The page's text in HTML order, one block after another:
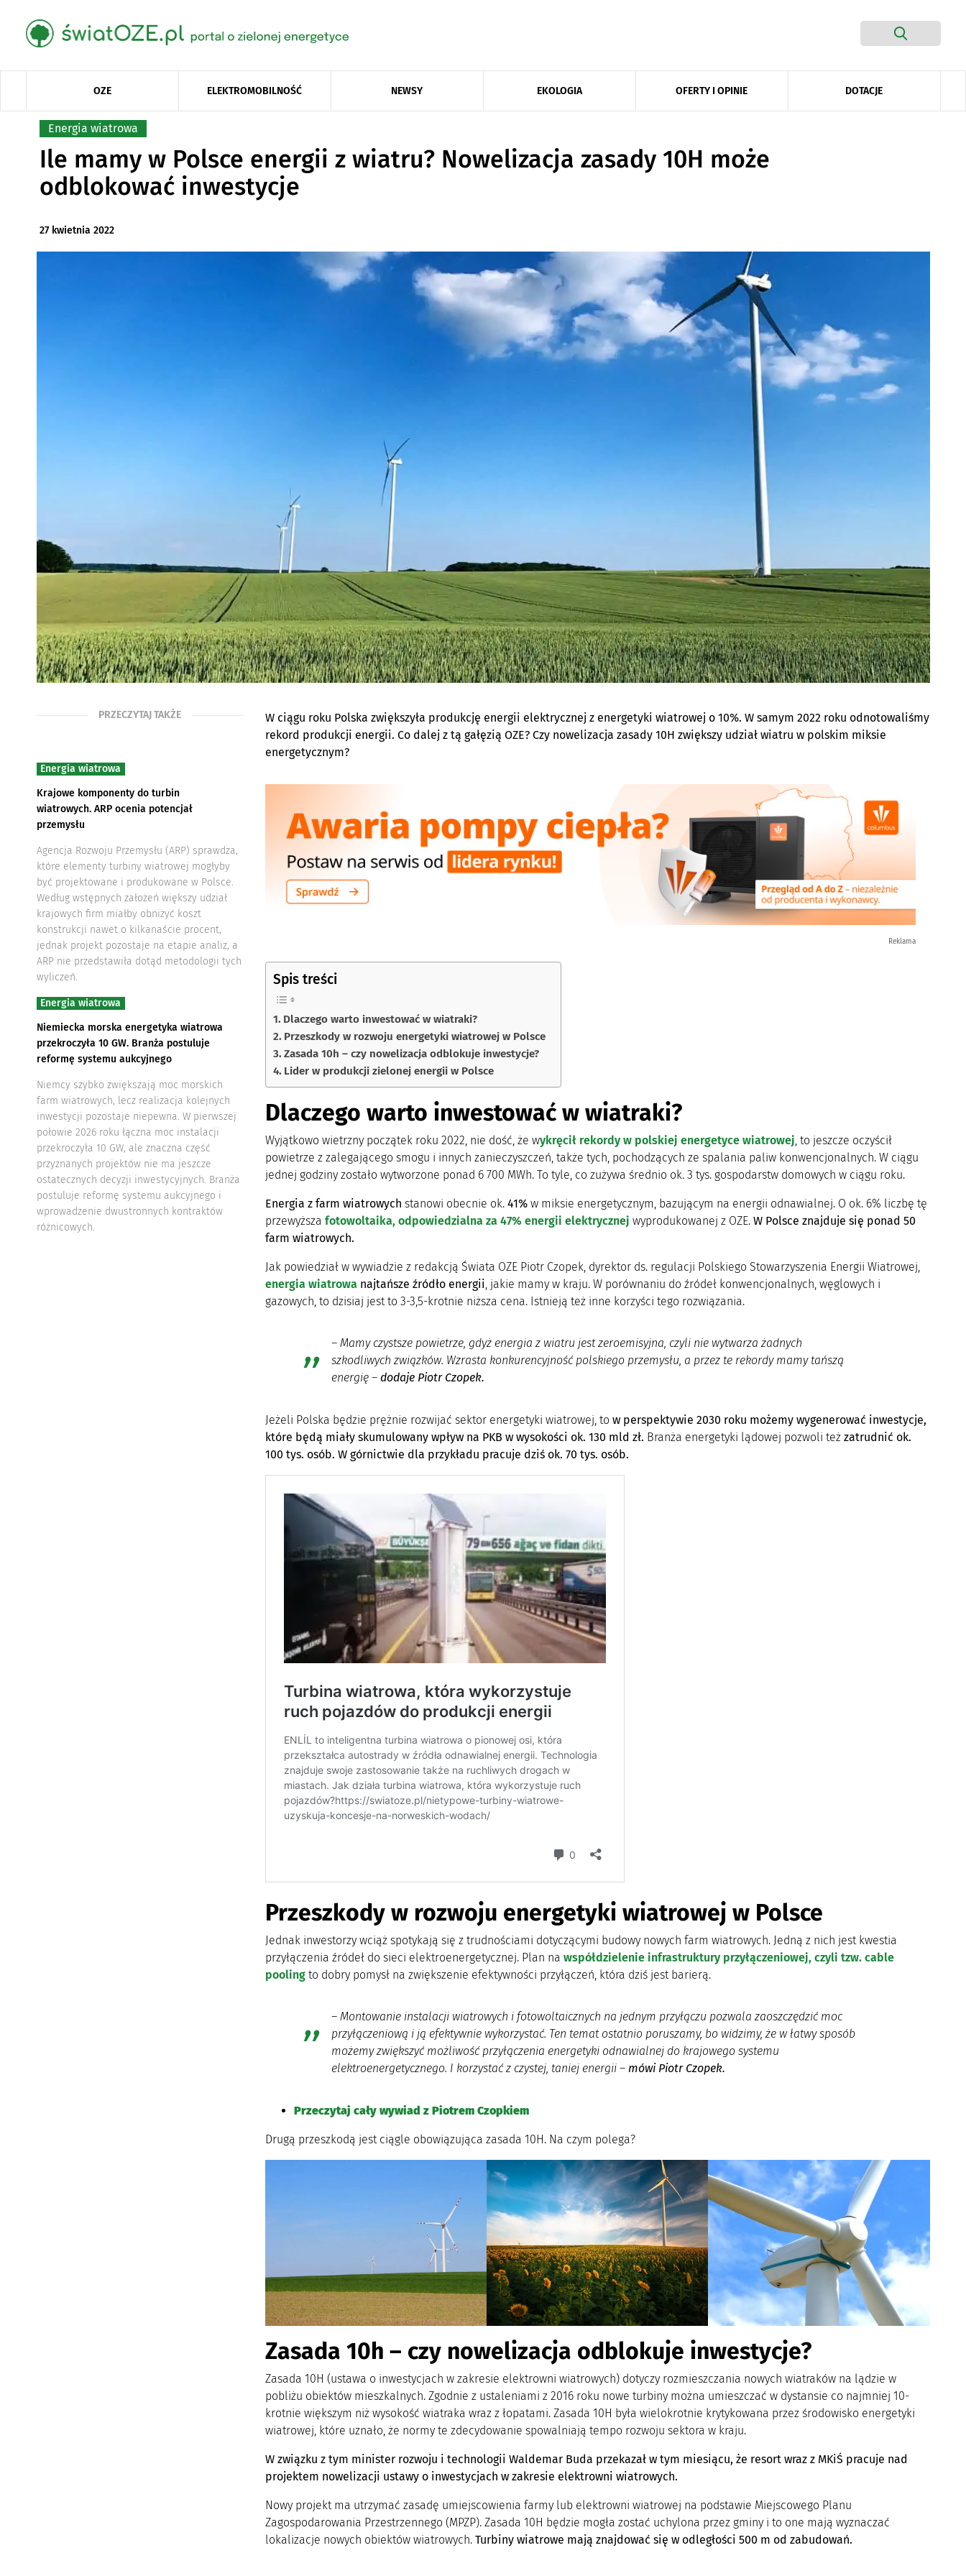
OZE ELEKTROMOBILNOŚĆ NEWSY EKOLOGIA OFERTY I OPINIE DOTACJE
Energia wiatrowa
Ile mamy w Polsce energii z wiatru? Nowelizacja zasady 10H może
odblokować inwestycje
27 kwietnia 2022
PRZECZYTAJ TAKŻE
Energia wiatrowa
Krajowe komponenty do turbin
wiatrowych. ARP ocenia potencjał
przemysłu
Agencja Rozwoju Przemysłu (ARP) sprawdza,
które elementy turbiny wiatrowej mogłyby
być projektowane i produkowane w Polsce.
Według wstępnych założeń większy udział
krajowych firm miałby obniżyć koszt
konstrukcji nawet o kilkanaście procent,
jednak projekt pozostaje na etapie analiz, a
ARP nie przedstawiła dotąd metodologii tych
wyliczeń.
Energia wiatrowa
Niemiecka morska energetyka wiatrowa
przekroczyła 10 GW. Branża postuluje
reformę systemu aukcyjnego
Niemcy szybko zwiększają moc morskich
farm wiatrowych, lecz realizacja kolejnych
inwestycji pozostaje niepewna. W pierwszej
połowie 2026 roku łączna moc instalacji
przekroczyła 10 GW, ale znaczna część
przyznanych projektów nie ma jeszcze
ostatecznych decyzji inwestycyjnych. Branża
postuluje reformę systemu aukcyjnego i
wprowadzenie dwustronnych kontraktów
różnicowych.
W ciągu roku Polska zwiększyła produkcję energii elektrycznej z energetyki wiatrowej o 10%. W samym 2022 roku odnotowaliśmy
rekord produkcji energii. Co dalej z tą gałęzią OZE? Czy nowelizacja zasady 10H zwiększy udział wiatru w polskim miksie
energetycznym?
Reklama
Spis treści
Dlaczego warto inwestować w wiatraki?
Przeszkody w rozwoju energetyki wiatrowej w Polsce
Zasada 10h – czy nowelizacja odblokuje inwestycje?
Lider w produkcji zielonej energii w Polsce
Dlaczego warto inwestować w wiatraki?
Wyjątkowo wietrzny początek roku 2022, nie dość, że wykręcił rekordy w polskiej energetyce wiatrowej , to jeszcze oczyścił
powietrze z zalegającego smogu i innych zanieczyszczeń, także tych, pochodzących ze spalania paliw konwencjonalnych. W ciągu
jednej godziny zostało wytworzone ponad 6 700 MWh. To tyle, co zużywa średnio ok. 3 tys. gospodarstw domowych w ciągu roku.
Energia z farm wiatrowych stanowi obecnie ok. 41% w miksie energetycznym, bazującym na energii odnawialnej. O ok. 6% liczbę tę
przewyższa fotowoltaika, odpowiedzialna za 47% energii elektrycznej wyprodukowanej z OZE. W Polsce znajduje się ponad 50
farm wiatrowych.
Jak powiedział w wywiadzie z redakcją Świata OZE Piotr Czopek, dyrektor ds. regulacji Polskiego Stowarzyszenia Energii Wiatrowej,
energia wiatrowa najtańsze źródło energii , jakie mamy w kraju. W porównaniu do źródeł konwencjonalnych, węglowych i
gazowych, to dzisiaj jest to 3-3,5-krotnie niższa cena. Istnieją też inne korzyści tego rozwiązania.
–Mamy czystsze powietrze, gdyż energia z wiatru jest zeroemisyjna, czyli nie wytwarza żadnych
szkodliwych związków. Wzrasta konkurencyjność polskiego przemysłu, a przez te rekordy mamy tańszą
energię – dodaje Piotr Czopek.
Jeżeli Polska będzie prężnie rozwijać sektor energetyki wiatrowej, to w perspektywie 2030 roku możemy wygenerować inwestycje,
które będą miały skumulowany wpływ na PKB w wysokości ok. 130 mld zł. Branża energetyki lądowej pozwoli też zatrudnić ok.
100 tys. osób. W górnictwie dla przykładu pracuje dziś ok. 70 tys. osób.
Przeszkody w rozwoju energetyki wiatrowej w Polsce
Jednak inwestorzy wciąż spotykają się z trudnościami dotyczącymi budowy nowych farm wiatrowych. Jedną z nich jest kwestia
przyłączenia źródeł do sieci elektroenergetycznej. Plan na współdzielenie infrastruktury przyłączeniowej, czyli tzw. cable
poolingto dobry pomysł na zwiększenie efektywności przyłączeń, która dziś jest barierą.
–Montowanie instalacji wiatrowych i fotowoltaicznych na jednym przyłączu pozwala zaoszczędzić moc
przyłączeniową i ją efektywnie wykorzystać. Ten temat ostatnio poruszamy, bo widzimy, że w łatwy sposób
możemy zwiększyć możliwość przyłączenia energetyki odnawialnej do krajowego systemu
elektroenergetycznego. I korzystać z czystej, taniej energii– mówi Piotr Czopek.
Przeczytaj cały wywiad z Piotrem Czopkiem
Drugą przeszkodą jest ciągle obowiązująca zasada 10H. Na czym polega?
Zasada 10h – czy nowelizacja odblokuje inwestycje?
Zasada 10H (ustawa o inwestycjach w zakresie elektrowni wiatrowych) dotyczy rozmieszczania nowych wiatraków na lądzie w
pobliżu obiektów mieszkalnych. Zgodnie z ustaleniami z 2016 roku nowe turbiny można umieszczać w dystansie co najmniej 10-
krotnie większym niż wysokość wiatraka wraz z łopatami. Zasada 10H była wielokrotnie krytykowana przez środowisko energetyki
wiatrowej, które uznało, że normy te zdecydowanie spowalniają tempo rozwoju sektora w kraju.
W związku z tym minister rozwoju i technologii Waldemar Buda przekazał w tym miesiącu, że resort wraz z MKiŚ pracuje nad
projektem nowelizacji ustawy o inwestycjach w zakresie elektrowni wiatrowych.
Nowy projekt ma utrzymać zasadę umiejscowienia farmy lub elektrowni wiatrowej na podstawie Miejscowego Planu
Zagospodarowania Przestrzennego (MPZP). Zasada 10H będzie mogła zostać uchylona przez gminy i to one mają wyznaczać
lokalizacje nowych obiektów wiatrowych. Turbiny wiatrowe mają znajdować się w odległości 500 m od zabudowań.